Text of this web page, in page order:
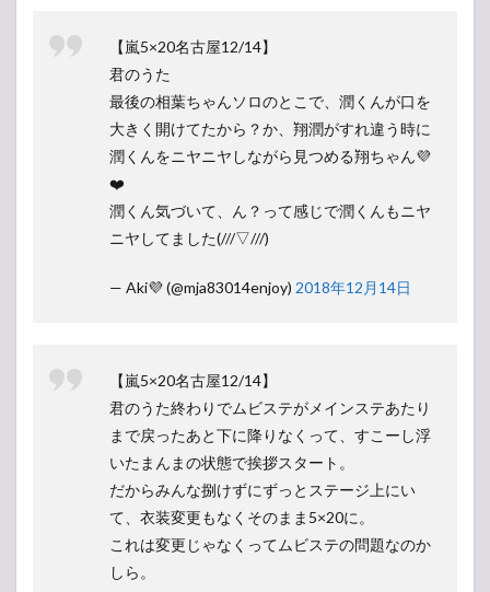
【嵐5×20名古屋12/14】
君のうた
最後の相葉ちゃんソロのとこで、潤くんが口を
大きく開けてたから？か、翔潤がすれ違う時に
潤くんをニヤニヤしながら見つめる翔ちゃん💜
❤️
潤くん気づいて、ん？って感じで潤くんもニヤ
ニヤしてました(///▽///)
— Aki💜 (@mja83014enjoy) 2018年12月14日
【嵐5×20名古屋12/14】
君のうた終わりでムビステがメインステあたり
まで戻ったあと下に降りなくって、すこーし浮
いたまんまの状態で挨拶スタート。
だからみんな捌けずにずっとステージ上にい
て、衣装変更もなくそのまま5×20に。
これは変更じゃなくってムビステの問題なのか
しら。